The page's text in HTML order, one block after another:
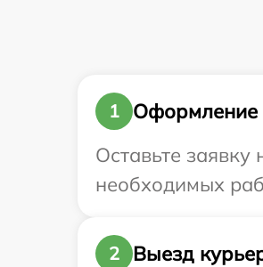
1
Оформление
Оставьте
необходимых
2
Выезд